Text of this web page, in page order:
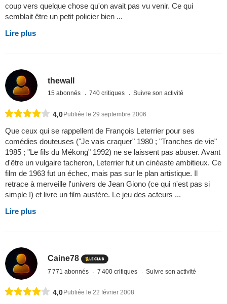
coup vers quelque chose qu'on avait pas vu venir. Ce qui
semblait être un petit policier bien ...
Lire plus
thewall
15 abonnés 740 critiques Suivre son activité
4,0Publiée le 29 septembre 2006
Que ceux qui se rappellent de François Leterrier pour ses
comédies douteuses ("Je vais craquer" 1980 ; "Tranches de vie"
1985 ; "Le fils du Mékong" 1992) ne se laissent pas abuser. Avant
d'être un vulgaire tacheron, Leterrier fut un cinéaste ambitieux. Ce
film de 1963 fut un échec, mais pas sur le plan artistique. Il
retrace à merveille l'univers de Jean Giono (ce qui n'est pas si
simple !) et livre un film austère. Le jeu des acteurs ...
Lire plus
Caine78
7 771 abonnés 7 400 critiques Suivre son activité
4,0 Publiée le 22 février 2008